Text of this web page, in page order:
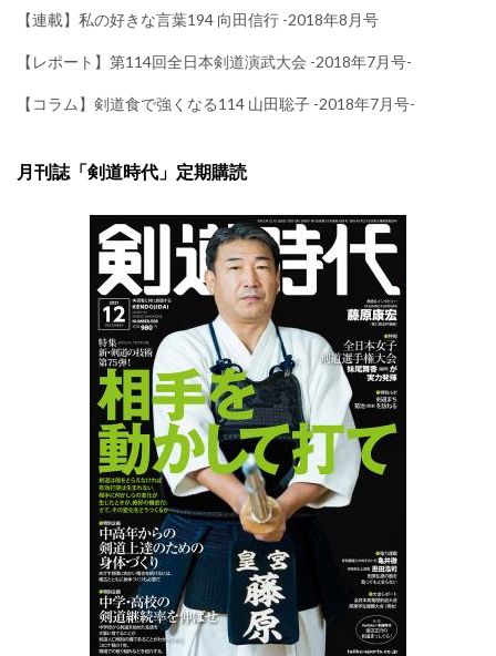
【連載】私の好きな言葉194 向田信行 -2018年8月号
【レポート】第114回全日本剣道演武大会 -2018年7月号-
【コラム】剣道食で強くなる114 山田聡子 -2018年7月号-
月刊誌「剣道時代」定期購読